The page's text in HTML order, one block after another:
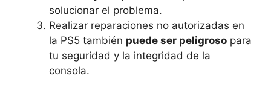
solucionar⁣ el ⁣problema.
Realizar reparaciones no autorizadas⁣ en
la PS5⁣ también puede ser peligroso para
tu seguridad ⁤y la integridad ‌de la
consola.